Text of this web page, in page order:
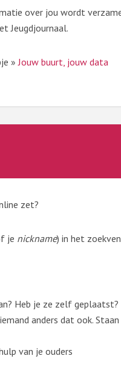
over jou wordt
Jeugdjournaal.
»Jouw buurt, jouw data
zet?
je nickname) in het
Heb je ze zelf
anders dat ook.
van je ouders